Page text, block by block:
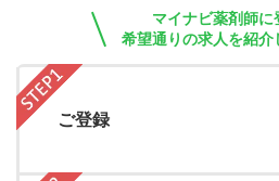
マイナビ薬剤師に
希望通りの求人を紹介
ご登録